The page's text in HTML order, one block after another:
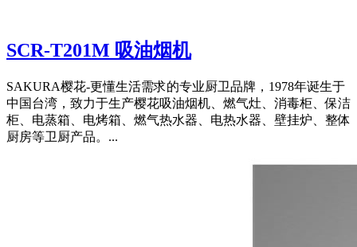
SCR-T201M 吸油烟机
SAKURA樱花-更懂生活需求的专业厨卫品牌，1978年诞生于
中国台湾，致力于生产樱花吸油烟机、燃气灶、消毒柜、保洁
柜、电蒸箱、电烤箱、燃气热水器、电热水器、壁挂炉、整体
厨房等卫厨产品。...